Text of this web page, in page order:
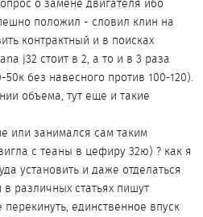
о замене двигателя ибо
положил - словил клин на
контрактный и в поисках
j32 стоит в 2, а то и в 3 раза
без навесного против 100-120).
объема, тут еще и такие
или занимался сам таким
с теаны в цефиру 32ю) ? как я
установить и даже отделаться
различных статьях пишут
единственное впуск